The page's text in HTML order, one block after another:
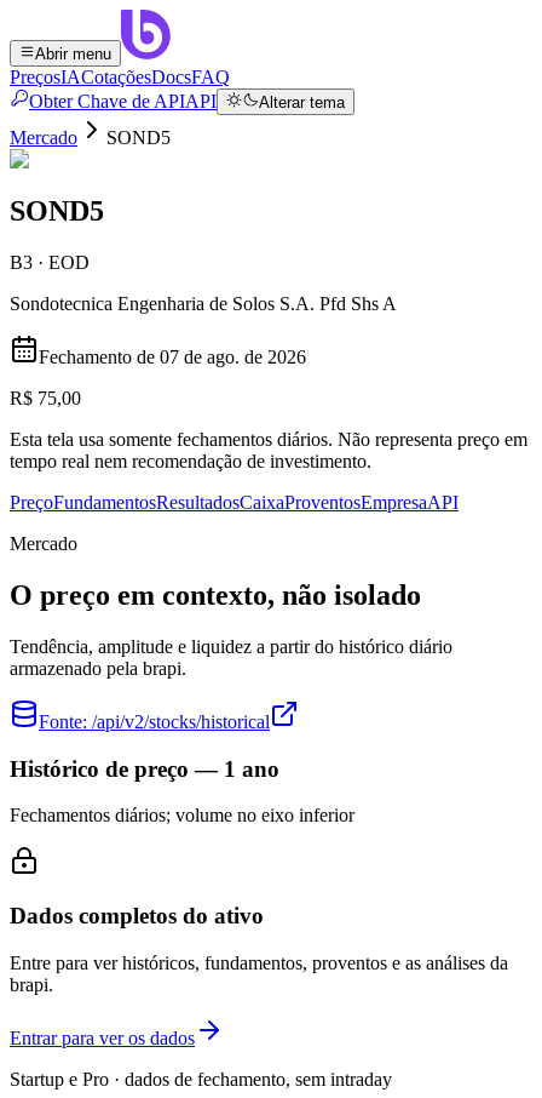
Abrir menu
PreçosIACotaçõesDocsFAQ
Obter Chave de APIAPI Alterar tema
Mercado SOND5
SOND5
B3 · EOD
Sondotecnica Engenharia de Solos S.A. Pfd Shs A
Fechamento de 07 de ago. de 2026
R$ 75,00
Esta tela usa somente fechamentos diários. Não representa preço em
tempo real nem recomendação de investimento.
PreçoFundamentosResultadosCaixaProventosEmpresaAPI
Mercado
O preço em contexto, não isolado
Tendência, amplitude e liquidez a partir do histórico diário
armazenado pela brapi.
Fonte: /api/v2/stocks/historical
Histórico de preço — 1 ano
Fechamentos diários; volume no eixo inferior
Dados completos do ativo
Entre para ver históricos, fundamentos, proventos e as análises da
brapi.
Entrar para ver os dados
Startup e Pro · dados de fechamento, sem intraday